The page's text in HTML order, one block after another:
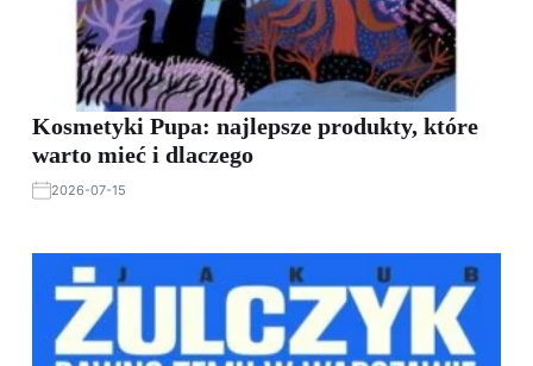
Kosmetyki Pupa: najlepsze produkty, które
warto mieć i dlaczego
2026-07-15